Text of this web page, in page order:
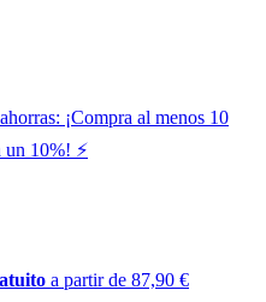
¡Compra al menos 10
10%! ⚡️
a partir de 87,90 €